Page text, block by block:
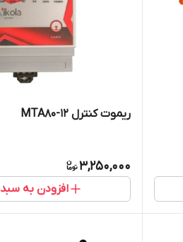
ریموت کنترل MTA80-12
3,250,000
افزودن به سبد